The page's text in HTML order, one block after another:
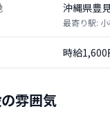
沖縄県豊
最寄り駅:
時給1,600
雰囲気